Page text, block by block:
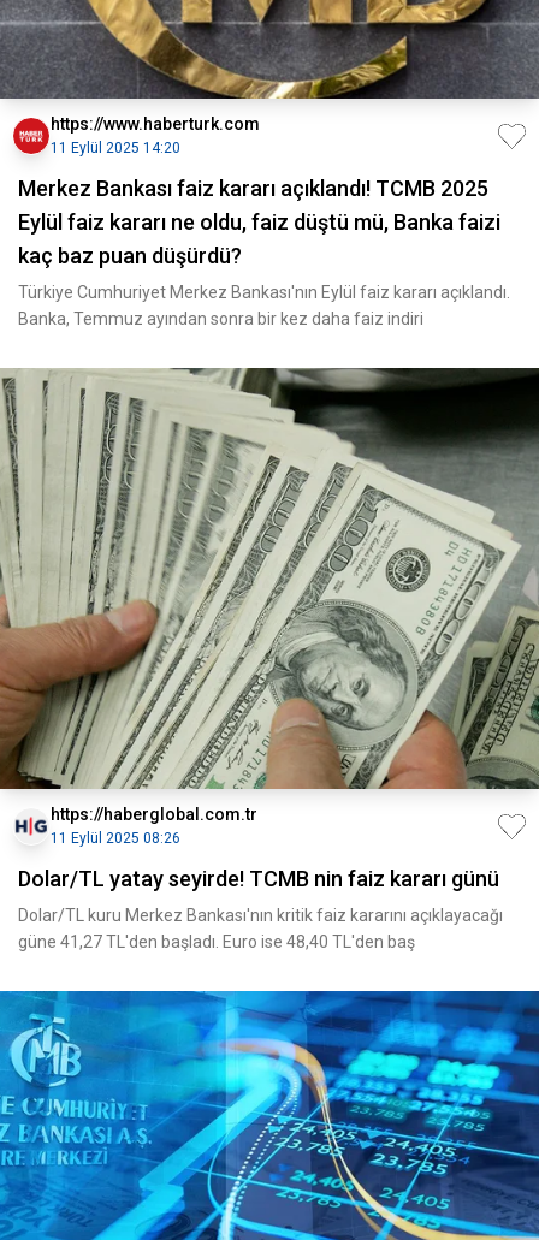
https://www.haberturk.com
11 Eylül 2025 14:20
Merkez Bankası faiz kararı açıklandı! TCMB 2025
Eylül faiz kararı ne oldu, faiz düştü mü, Banka faizi
kaç baz puan düşürdü?
Türkiye Cumhuriyet Merkez Bankası'nın Eylül faiz kararı açıklandı.
Banka, Temmuz ayından sonra bir kez daha faiz indiri
https://haberglobal.com.tr
11 Eylül 2025 08:26
Dolar/TL yatay seyirde! TCMB nin faiz kararı günü
Dolar/TL kuru Merkez Bankası'nın kritik faiz kararını açıklayacağı
güne 41,27 TL'den başladı. Euro ise 48,40 TL'den baş